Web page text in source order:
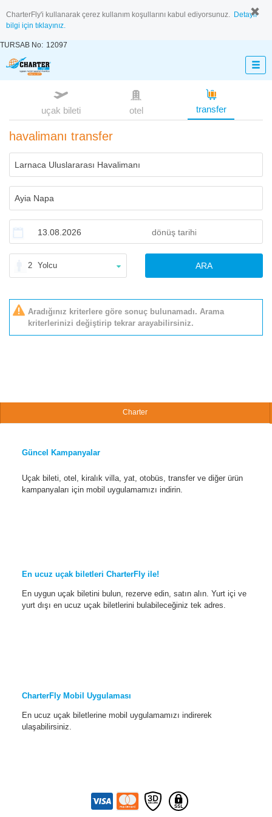
CharterFly'i kullanarak çerez kullanım koşullarını kabul ediyorsunuz. Detaylı
bilgi için tıklayınız.
TURSAB No: 12097
uçak bileti otel transfer
havalimanı transfer
2 Yolcu ARA
Aradığınız kriterlere göre sonuç bulunamadı. Arama
kriterlerinizi değiştirip tekrar arayabilirsiniz.
Charter
Güncel Kampanyalar
Uçak bileti, otel, kiralık villa, yat, otobüs, transfer ve diğer ürün
kampanyaları için mobil uygulamamızı indirin.
En ucuz uçak biletleri CharterFly ile!
En uygun uçak biletini bulun, rezerve edin, satın alın. Yurt içi ve
yurt dışı en ucuz uçak biletlerini bulabileceğiniz tek adres.
CharterFly Mobil Uygulaması
En ucuz uçak biletlerine mobil uygulamamızı indirerek
ulaşabilirsiniz.